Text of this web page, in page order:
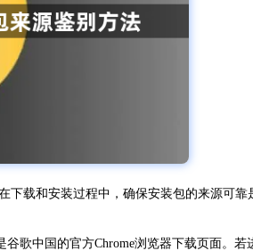
下载和安装过程中，确保安装包的来源可
谷歌中国的官方Chrome浏览器下载页面。